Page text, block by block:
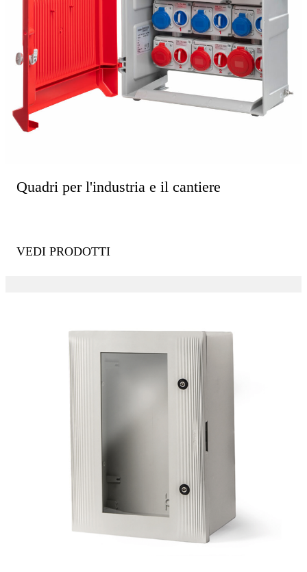
Quadri per l'industria e il cantiere
VEDI PRODOTTI